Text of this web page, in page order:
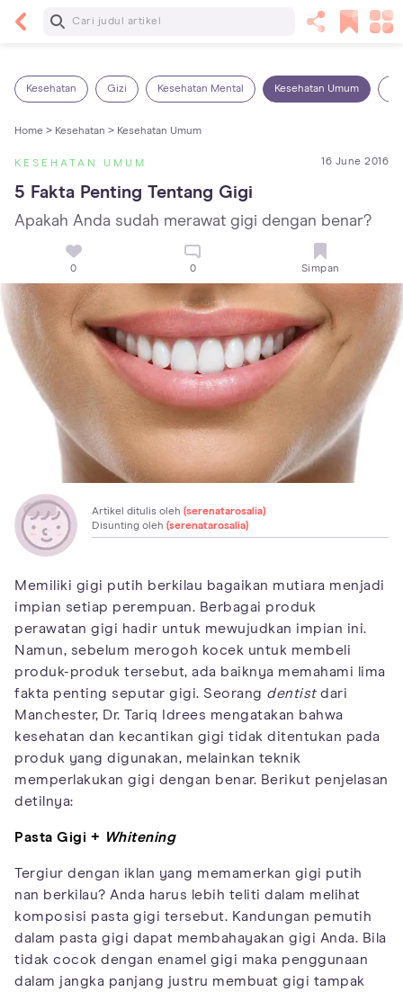
Baca Selanjutnya
Kesehatan Gizi Kesehatan Mental Kesehatan Umum
Home > Kesehatan > Kesehatan Umum
KESEHATAN UMUM 16 June 2016
5 Fakta Penting Tentang Gigi
Apakah Anda sudah merawat gigi dengan benar?
0 0 Simpan
Artikel ditulis oleh (serenatarosalia)
Disunting oleh (serenatarosalia)
Memiliki gigi putih berkilau bagaikan mutiara menjadi
impian setiap perempuan. Berbagai produk
perawatan gigi hadir untuk mewujudkan impian ini.
Namun, sebelum merogoh kocek untuk membeli
produk-produk tersebut, ada baiknya memahami lima
fakta penting seputar gigi. Seorang dentistdari
Manchester, Dr. Tariq Idrees mengatakan bahwa
kesehatan dan kecantikan gigi tidak ditentukan pada
produk yang digunakan, melainkan teknik
memperlakukan gigi dengan benar. Berikut penjelasan
detilnya:
Pasta Gigi + Whitening
Tergiur dengan iklan yang memamerkan gigi putih
nan berkilau? Anda harus lebih teliti dalam melihat
komposisi pasta gigi tersebut. Kandungan pemutih
dalam pasta gigi dapat membahayakan gigi Anda. Bila
tidak cocok dengan enamel gigi maka penggunaan
dalam jangka panjang justru membuat gigi tampak